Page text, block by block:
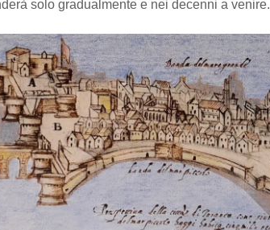
solo gradualmente e nei decenni a venire.